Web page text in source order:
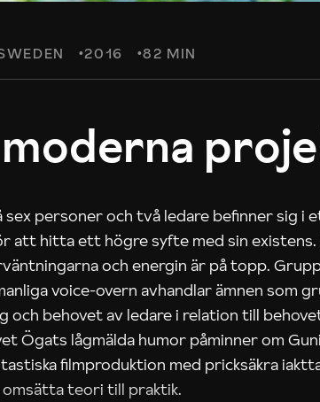
2016 82 MIN
sex personer och två ledare befinner sig i
att hitta ett högre syfte med sin existens.
och energin är på topp.
voice-overn avhandlar ämnen som
och behovet av ledare i relation till
Ögats lågmälda humor påminner om
filmproduktion med pricksäkra
omsätta teori till praktik.